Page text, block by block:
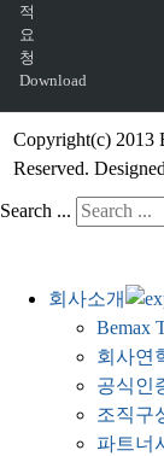
적
요
청
Download
Copyright(c) 2013
Reserved.
Search ...
회사소개
Bemax
회사연
공식인
조직구
파트너